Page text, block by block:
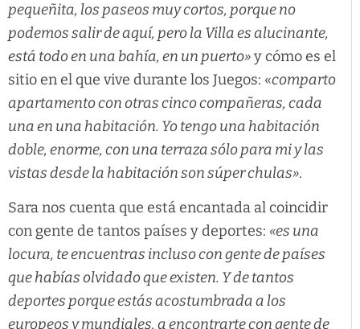
pequeñita, los paseos muy cortos, porque no
podemos salir de aquí, pero la Villa es alucinante,
está todo en una bahía, en un puerto»y cómo es el
sitio en el que vive durante los Juegos: «comparto
apartamento con otras cinco compañeras, cada
una en una habitación. Yo tengo una habitación
doble, enorme, con una terraza sólo para mi y las
vistas desde la habitación son súper chulas».
Sara nos cuenta que está encantada al coincidir
con gente de tantos países y deportes: «es una
locura, te encuentras incluso con gente de países
que habías olvidado que existen. Y de tantos
deportes porque estás acostumbrada a los
europeos y mundiales, a encontrarte con gente de